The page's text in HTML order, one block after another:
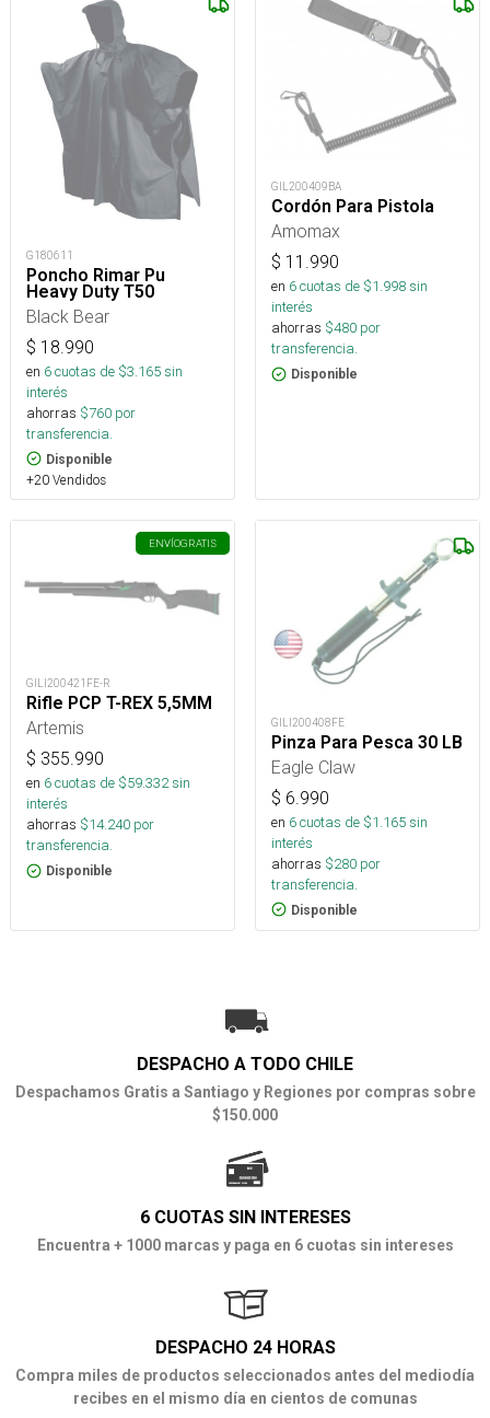
G180611
Poncho Rimar Pu
Heavy Duty T50
Black Bear
$ 18.990
en 6cuotas de $3.165sin
interés
ahorras $760 por
transferencia.
Disponible
+20 Vendidos
GIL200409BA
Cordón Para Pistola
Amomax
$ 11.990
en 6cuotas de $1.998sin
interés
ahorras $480 por
transferencia.
Disponible
ENVÍOGRATIS
GILI200421FE-R
Rifle PCP T-REX 5,5MM
Artemis
$ 355.990
en 6cuotas de $59.332sin
interés
ahorras $14.240 por
transferencia.
Disponible
GILI200408FE
Pinza Para Pesca 30 LB
Eagle Claw
$ 6.990
en 6cuotas de $1.165sin
interés
ahorras $280 por
transferencia.
Disponible
DESPACHO A TODO CHILE
Despachamos Gratis a Santiago y Regiones por compras sobre
$150.000
6 CUOTAS SIN INTERESES
Encuentra + 1000 marcas y paga en 6 cuotas sin intereses
DESPACHO 24 HORAS
Compra miles de productos seleccionados antes del mediodía
recibes en el mismo día en cientos de comunas